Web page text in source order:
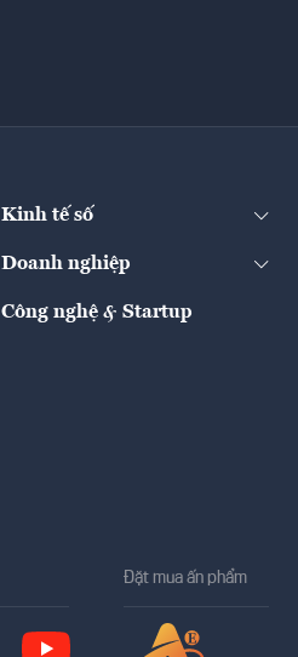
Kinh tế số
Doanh nghiệp
Công nghệ & Startup
Đặt mua ấn phẩm